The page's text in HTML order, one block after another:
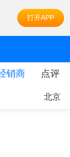
打开APP
销商 点评
北京